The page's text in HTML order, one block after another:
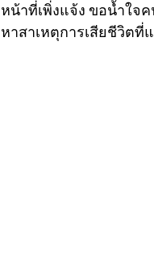
หน้าที่เพิ่งแจ้ง ขอน้ำใจ
หาสาเหตุการเสียชีวิตที่